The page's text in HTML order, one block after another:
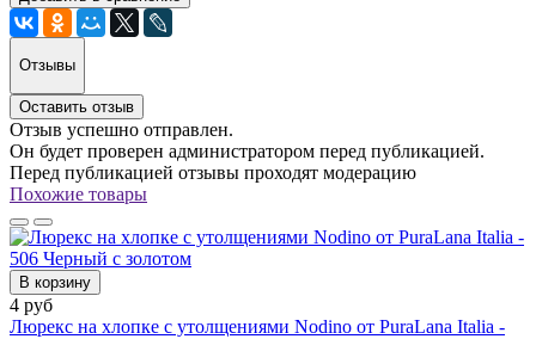
Отзывы
Оставить отзыв
Отзыв успешно отправлен.
Он будет проверен администратором перед публикацией.
Перед публикацией отзывы проходят модерацию
Похожие товары
В корзину
4 руб
Люрекс на хлопке с утолщениями Nodino от PuraLana Italia -